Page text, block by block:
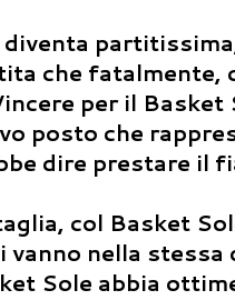
che
per il
posto che
dire prestare il
col Basket
vanno nella
Sole abbia